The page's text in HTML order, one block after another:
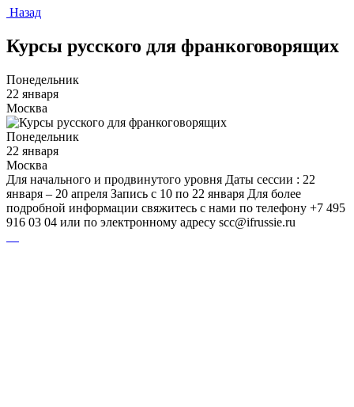
Назад
Курсы русского для франкоговорящих
Понедельник
22 января
Москва
Понедельник
22 января
Москва
Для начального и продвинутого уровня Даты сессии : 22
января – 20 апреля Запись с 10 по 22 января Для более
подробной информации свяжитесь с нами по телефону +7 495
916 03 04 или по электронному адресу scc@ifrussie.ru